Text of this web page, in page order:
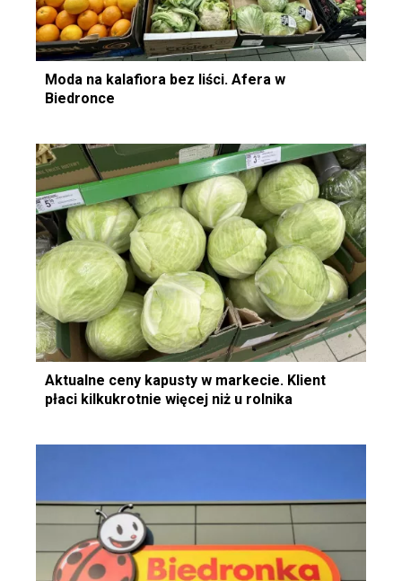
Moda na kalafiora bez liści. Afera w
Biedronce
Aktualne ceny kapusty w markecie. Klient
płaci kilkukrotnie więcej niż u rolnika